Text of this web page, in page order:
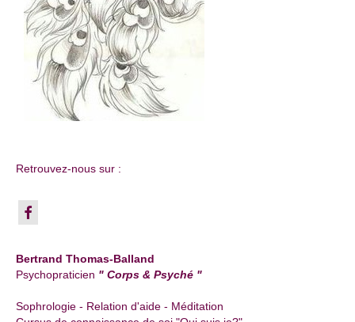
Retrouvez-nous sur :
Bertrand Thomas-Balland
Psychopraticien " Corps & Psyché "
Sophrologie - Relation d'aide - Méditation